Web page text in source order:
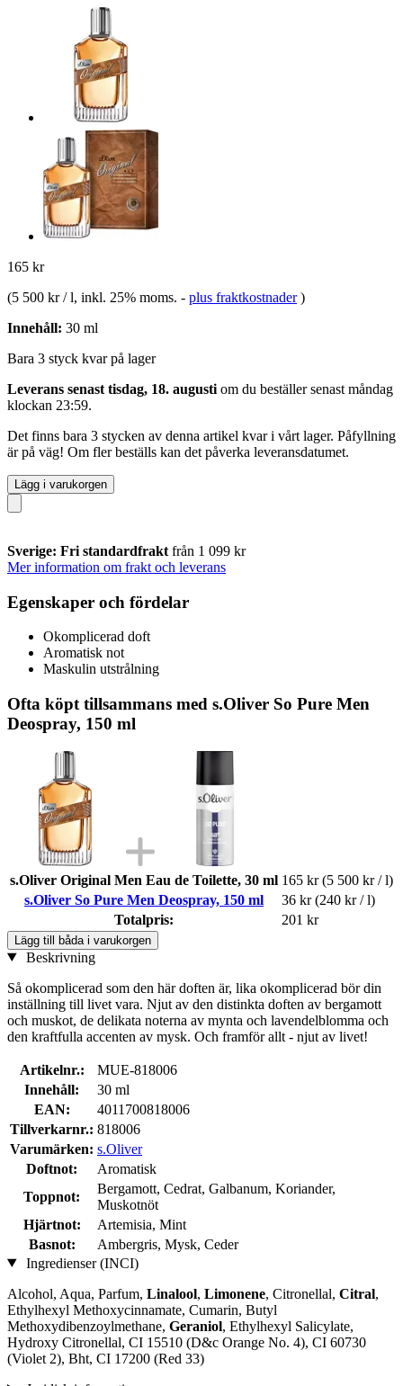
165 kr
(5 500 kr / l, inkl. 25% moms. - plus fraktkostnader )
Innehåll: 30 ml
Bara 3 styck kvar på lager
Leverans senast tisdag, 18. augusti om du beställer senast måndag
klockan 23:59.
Det finns bara 3 stycken av denna artikel kvar i vårt lager. Påfyllning
är på väg! Om fler beställs kan det påverka leveransdatumet.
Lägg i varukorgen
Sverige: Fri standardfrakt från 1 099 kr
Mer information om frakt och leverans
Egenskaper och fördelar
Okomplicerad doft
Aromatisk not
Maskulin utstrålning
Ofta köpt tillsammans med s.Oliver So Pure Men
Deospray, 150 ml
s.Oliver Original Men Eau de Toilette, 30 ml 165 kr (5 500 kr / l)
s.Oliver So Pure Men Deospray, 150 ml
36 kr (240 kr / l)
Totalpris:
201 kr
Lägg till båda i varukorgen
Beskrivning
Så okomplicerad som den här doften är, lika okomplicerad bör din
inställning till livet vara. Njut av den distinkta doften av bergamott
och muskot, de delikata noterna av mynta och lavendelblomma och
den kraftfulla accenten av mysk. Och framför allt - njut av livet!
Artikelnr.:
MUE-818006
Innehåll:
30 ml
EAN:
4011700818006
Tillverkarnr.: 818006
Varumärken: s.Oliver
Doftnot:
Aromatisk
Toppnot:
Bergamott, Cedrat, Galbanum, Koriander,
Muskotnöt
Hjärtnot:
Artemisia, Mint
Basnot:
Ambergris, Mysk, Ceder
Ingredienser (INCI)
Alcohol, Aqua, Parfum, Linalool, Limonene, Citronellal, Citral,
Ethylhexyl Methoxycinnamate, Cumarin, Butyl
Methoxydibenzoylmethane, Geraniol, Ethylhexyl Salicylate,
Hydroxy Citronellal, CI 15510 (D&c Orange No. 4), CI 60730
(Violet 2), Bht, CI 17200 (Red 33)